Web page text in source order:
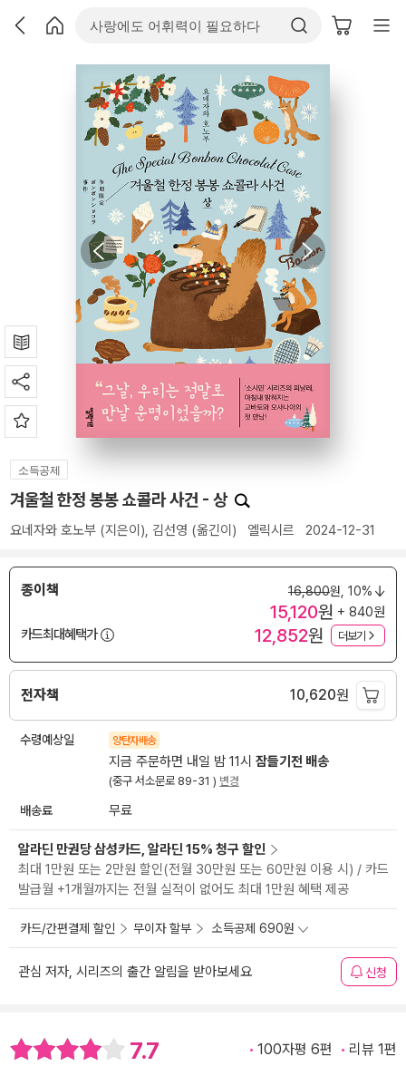
소득공제
겨울철 한정 봉봉 쇼콜라 사건 - 상
요네자와 호노부 (지은이), 김선영 (옮긴이) 엘릭시르 2024-12-31
종이책 16,800원, 10%
15,120원 + 840원
카드최대혜택가
12,852원 더보기
전자책 10,620원
수령예상일 양탄자배송
지금 주문하면 내일 밤 11시 잠들기전 배송
(중구 서소문로 89-31 ) 변경
배송료 무료
알라딘 만권당 삼성카드, 알라딘 15% 청구 할인
최대 1만원 또는 2만원 할인(전월 30만원 또는 60만원 이용 시) / 카드
발급월 +1개월까지는 전월 실적이 없어도 최대 1만원 혜택 제공
카드/간편결제 할인 무이자 할부 소득공제 690원
관심 저자, 시리즈의 출간 알림을 받아보세요 신청
7.7 100자평 6편 리뷰 1편